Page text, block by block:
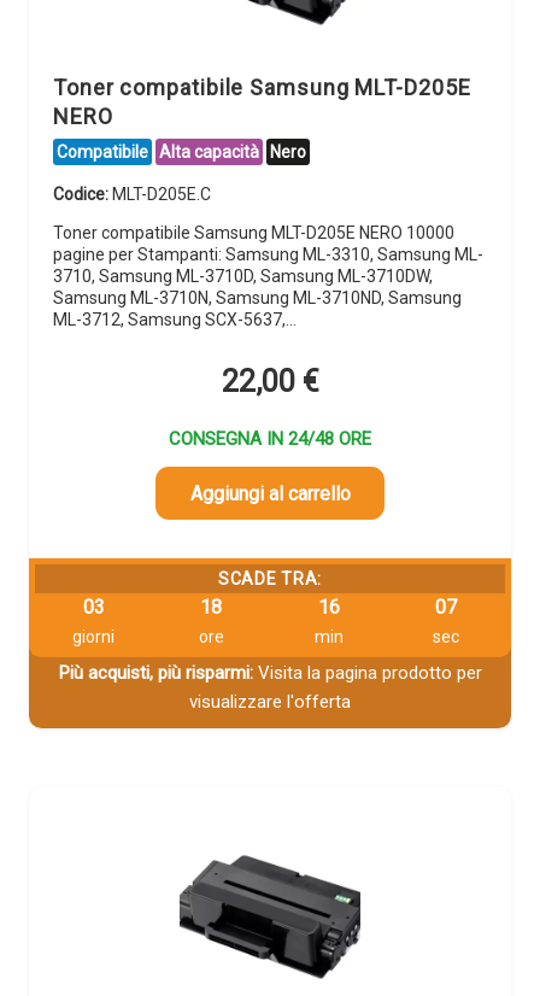
Toner compatibile Samsung MLT-D205E
NERO
Compatibile Alta capacità Nero
Codice: MLT-D205E.C
Toner compatibile Samsung MLT-D205E NERO 10000
pagine per Stampanti: Samsung ML-3310, Samsung ML-
3710, Samsung ML-3710D, Samsung ML-3710DW,
Samsung ML-3710N, Samsung ML-3710ND, Samsung
ML-3712, Samsung SCX-5637,…
22,00 €
CONSEGNA IN 24/48 ORE
Aggiungi al carrello
SCADE TRA:
03
giorni
18
ore
16
min
06
sec
Più acquisti, più risparmi:Visita la pagina prodotto per
visualizzare l'offerta